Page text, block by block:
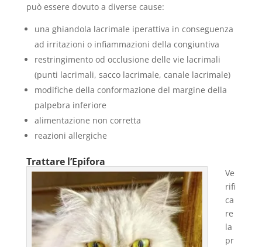
può essere dovuto a diverse cause:
una ghiandola lacrimale iperattiva in conseguenza
ad irritazioni o infiammazioni della congiuntiva
restringimento od occlusione delle vie lacrimali
(punti lacrimali, sacco lacrimale, canale lacrimale)
modifiche della conformazione del margine della
palpebra inferiore
alimentazione non corretta
reazioni allergiche
Trattare l’Epifora
Ve
rifi
ca
re
la
pr